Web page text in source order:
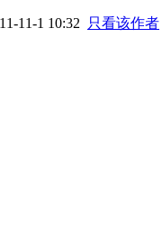
11-1 10:32
只看该作者